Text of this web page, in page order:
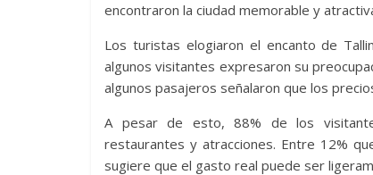
encontraron la ciudad memorable y
Los turistas elogiaron el encanto de
algunos visitantes expresaron su
algunos pasajeros señalaron que los
A pesar de esto, 88% de los
restaurantes y atracciones. Entre 12%
sugiere que el gasto real puede ser